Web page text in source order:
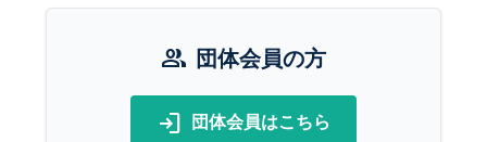
group 団体会員の方
login 団体会員はこちら